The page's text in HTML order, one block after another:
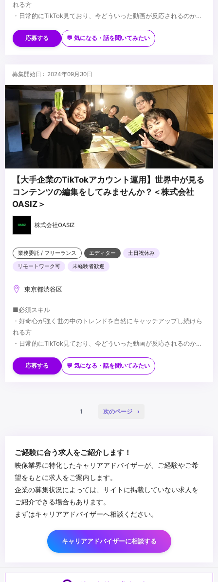
れる方
・日常的にTikTok見ており、今どういった動画が反応されるのか多
・縦型動画の企画・制作のご経験
・クライアントとのコミュニケーションスキル
・映像制作に関する知識/経験
・制作コストも踏まえた上で、企画を練り上げることができる方
...
応募する 💬 気になる・話を聞いてみたい
募集開始日 : 2024年09月30日
【大手企業のTikTokアカウント運用】世界中が見る
コンテンツの編集をしてみませんか？＜株式会社
OASIZ＞
株式会社OASIZ
業務委託 / フリーランス エディター
土日祝休み
リモートワーク可
未経験者歓迎
東京都渋谷区
■必須スキル
・好奇心が強く世の中のトレンドを自然にキャッチアップし続けら
れる方
・日常的にTikTok見ており、今どういった動画が反応されるのか多
・縦型動画の企画・制作のご経験
・クライアントとのコミュニケーションスキル
・映像制作に関する知識/経験
応募する 💬 気になる・話を聞いてみたい
1 次のページ
ご経験に合う求人をご紹介します！
映像業界に特化したキャリアアドバイザーが、ご経験やご希
望をもとに求人をご案内します。
企業の募集状況によっては、サイトに掲載していない求人を
ご紹介できる場合もあります。
まずはキャリアアドバイザーへ相談ください。
キャリアアドバイザーに相談する